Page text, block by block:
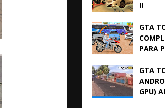
!!
GTA
PARA
GTA
GPU)